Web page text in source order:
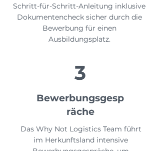
Schritt-für-Schritt-Anleitung inklusive
Dokumentencheck sicher durch die
Bewerbung für einen
Ausbildungsplatz.
3
Bewerbungsgesp
räche
Das Why Not Logistics Team führt
im Herkunftsland intensive